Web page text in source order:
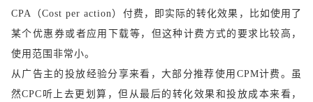
CPA（Cost per action）付费，即实际的转化效果，比如使用了
某个优惠券或者应用下载等，但这种计费方式的要求比较高，
使用范围非常小。
从广告主的投放经验分享来看，大部分推荐使用 CPM计费。虽
然CPC听上去更划算，但从最后的转化效果和投放成本来看，